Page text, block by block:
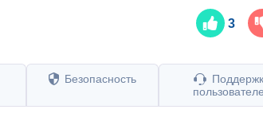
3
Безопасность